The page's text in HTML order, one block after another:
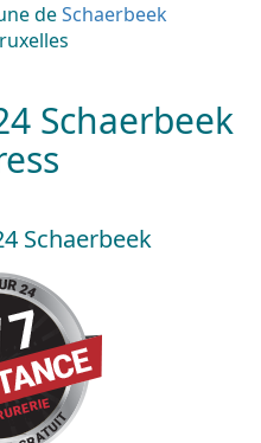
deSchaerbeek
Schaerbeek
Schaerbeek